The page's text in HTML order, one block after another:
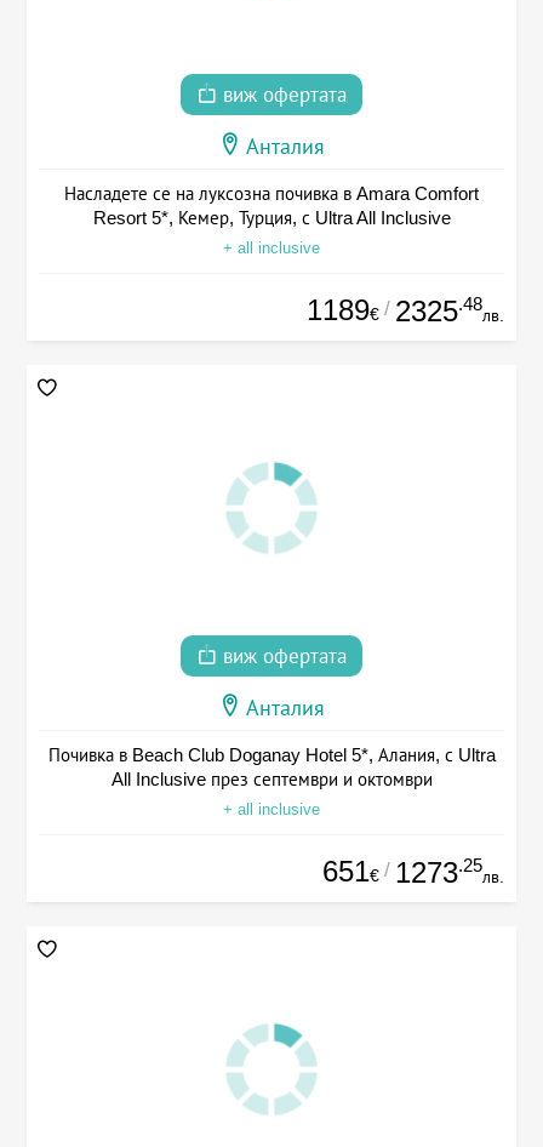
виж офертата
Анталия
Насладете се на луксозна почивка в Amara Comfort
Resort 5*, Кемер, Турция, с Ultra All Inclusive
+ all inclusive
1189€ / 2325.48
лв.
виж офертата
Анталия
Почивка в Beach Club Doganay Hotel 5*, Алания, с Ultra
All Inclusive през септември и октомври
+ all inclusive
651€ / 1273.25
лв.